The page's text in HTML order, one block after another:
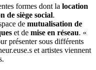
formes dont la location
de siège social.
de mutualisation de
et de mise en réseau. «
présenter sous différents
et artistes viennent